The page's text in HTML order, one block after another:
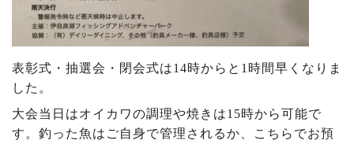
表彰式・抽選会・閉会式は14時からと1時間早くなりま
した。
大会当日はオイカワの調理や焼きは15時から可能で
す。釣った魚はご自身で管理されるか、こちらでお預